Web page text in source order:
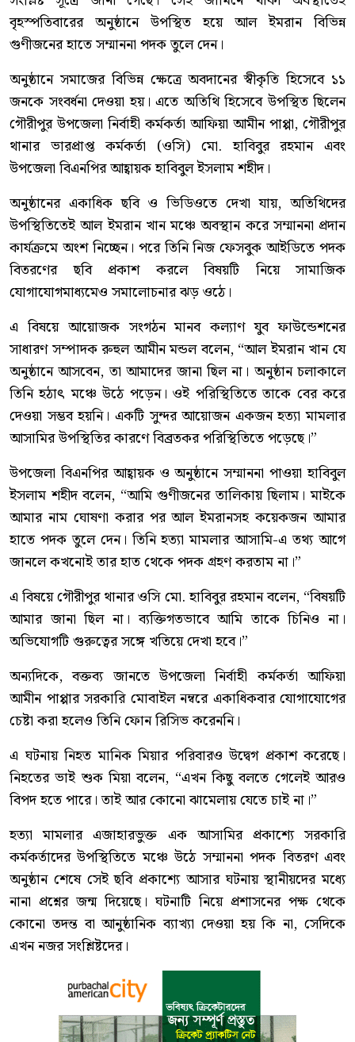
বৃহস্পতিবারের অনুষ্ঠানে উপস্থিত হয়ে আল ইমরান বিভিন্ন
গুণীজনের হাতে সম্মাননা পদক তুলে দেন।
অনুষ্ঠানে সমাজের বিভিন্ন ক্ষেত্রে অবদানের স্বীকৃতি হিসেবে ১১
জনকে সংবর্ধনা দেওয়া হয়। এতে অতিথি হিসেবে উপস্থিত ছিলেন
গৌরীপুর উপজেলা নির্বাহী কর্মকর্তা আফিয়া আমীন পাপ্পা, গৌরীপুর
থানার ভারপ্রাপ্ত কর্মকর্তা (ওসি) মো. হাবিবুর রহমান এবং
উপজেলা বিএনপির আহ্বায়ক হাবিবুল ইসলাম শহীদ।
অনুষ্ঠানের একাধিক ছবি ও ভিডিওতে দেখা যায়, অতিথিদের
উপস্থিতিতেই আল ইমরান খান মঞ্চে অবস্থান করে সম্মাননা প্রদান
কার্যক্রমে অংশ নিচ্ছেন। পরে তিনি নিজ ফেসবুক আইডিতে পদক
বিতরণের ছবি প্রকাশ করলে বিষয়টি নিয়ে সামাজিক
যোগাযোগমাধ্যমেও সমালোচনার ঝড় ওঠে।
এ বিষয়ে আয়োজক সংগঠন মানব কল্যাণ যুব ফাউন্ডেশনের
সাধারণ সম্পাদক রুহুল আমীন মন্ডল বলেন, “আল ইমরান খান যে
অনুষ্ঠানে আসবেন, তা আমাদের জানা ছিল না। অনুষ্ঠান চলাকালে
তিনি হঠাৎ মঞ্চে উঠে পড়েন। ওই পরিস্থিতিতে তাকে বের করে
দেওয়া সম্ভব হয়নি। একটি সুন্দর আয়োজন একজন হত্যা মামলার
আসামির উপস্থিতির কারণে বিব্রতকর পরিস্থিতিতে পড়েছে।”
উপজেলা বিএনপির আহ্বায়ক ও অনুষ্ঠানে সম্মাননা পাওয়া হাবিবুল
ইসলাম শহীদ বলেন, “আমি গুণীজনের তালিকায় ছিলাম। মাইকে
আমার নাম ঘোষণা করার পর আল ইমরানসহ কয়েকজন আমার
হাতে পদক তুলে দেন। তিনি হত্যা মামলার আসামি-এ তথ্য আগে
জানলে কখনোই তার হাত থেকে পদক গ্রহণ করতাম না।”
এ বিষয়ে গৌরীপুর থানার ওসি মো. হাবিবুর রহমান বলেন, “বিষয়টি
আমার জানা ছিল না। ব্যক্তিগতভাবে আমি তাকে চিনিও না।
অভিযোগটি গুরুত্বের সঙ্গে খতিয়ে দেখা হবে।”
অন্যদিকে, বক্তব্য জানতে উপজেলা নির্বাহী কর্মকর্তা আফিয়া
আমীন পাপ্পার সরকারি মোবাইল নম্বরে একাধিকবার যোগাযোগের
চেষ্টা করা হলেও তিনি ফোন রিসিভ করেননি।
এ ঘটনায় নিহত মানিক মিয়ার পরিবারও উদ্বেগ প্রকাশ করেছে।
নিহতের ভাই শুক মিয়া বলেন, “এখন কিছু বলতে গেলেই আরও
বিপদ হতে পারে। তাই আর কোনো ঝামেলায় যেতে চাই না।”
হত্যা মামলার এজাহারভুক্ত এক আসামির প্রকাশ্যে সরকারি
কর্মকর্তাদের উপস্থিতিতে মঞ্চে উঠে সম্মাননা পদক বিতরণ এবং
অনুষ্ঠান শেষে সেই ছবি প্রকাশ্যে আসার ঘটনায় স্থানীয়দের মধ্যে
নানা প্রশ্নের জন্ম দিয়েছে। ঘটনাটি নিয়ে প্রশাসনের পক্ষ থেকে
কোনো তদন্ত বা আনুষ্ঠানিক ব্যাখ্যা দেওয়া হয় কি না, সেদিকে
এখন নজর সংশ্লিষ্টদের।